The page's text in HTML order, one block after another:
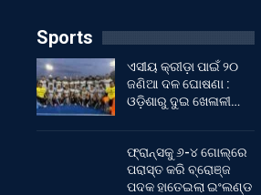
Sports
ଏସୀୟ କ୍ରୀଡ଼ା ପାଇଁ ୨୦
ଜଣିଆ ଦଳ ଘୋଷଣା :
ଓଡ଼ିଶାରୁ ଦୁଇ ଖେଳାଳୀ…
ଫ୍ରାନ୍ସକୁ ୬-୪ ଗୋଲ୍‌ରେ
ପରାସ୍ତ କରି ବ୍ରୋଞ୍ଜ
ପଦକ ହାତେଇଲା ଇଂଲଣ୍ଡ